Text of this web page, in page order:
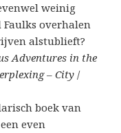
weinig
overhalen
alstublieft?
Adventures in the
– City /
boek van
even